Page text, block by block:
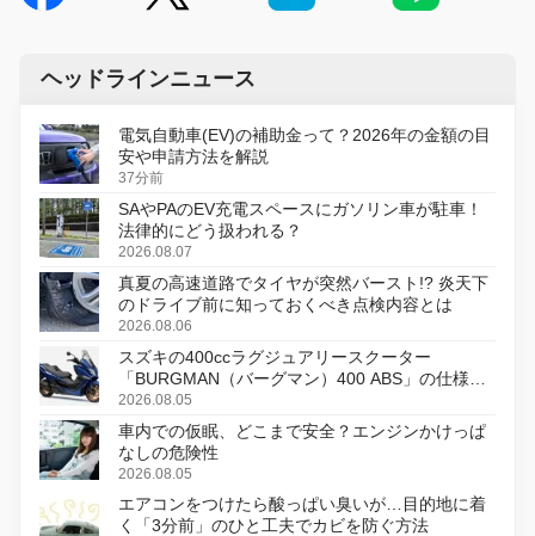
ヘッドラインニュース
電気自動車(EV)の補助金って？2026年の金額の目
安や申請方法を解説
37分前
SAやPAのEV充電スペースにガソリン車が駐車！
法律的にどう扱われる？
2026.08.07
真夏の高速道路でタイヤが突然バースト!? 炎天下
のドライブ前に知っておくべき点検内容とは
2026.08.06
スズキの400ccラグジュアリースクーター
「BURGMAN（バーグマン）400 ABS」の仕様を
変更し、8月18日に発売
2026.08.05
車内での仮眠、どこまで安全？エンジンかけっぱ
なしの危険性
2026.08.05
エアコンをつけたら酸っぱい臭いが…目的地に着
く「3分前」のひと工夫でカビを防ぐ方法